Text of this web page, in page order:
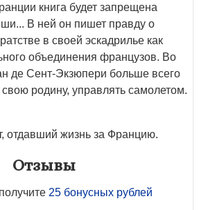
книгa будет запрещена
В ней он пишет правду о
в своей эскадрилье как
объединения французов. Во
де Сент-Экзюпери больше всего
свою родину, управлять самолетом.
отдавший жизнь за Францию.
Отзывы
25 бонусных рублей